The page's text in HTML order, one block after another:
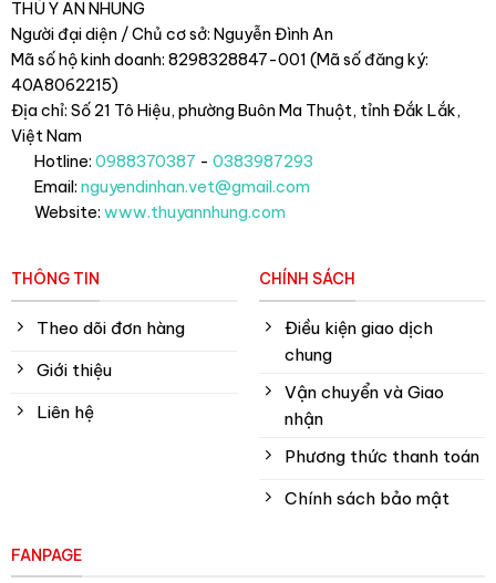
THÚ Y AN NHUNG
Người đại diện / Chủ cơ sở: Nguyễn Đình An
Mã số hộ kinh doanh: 8298328847-001 (Mã số đăng ký:
40A8062215)
Địa chỉ: Số 21 Tô Hiệu, phường Buôn Ma Thuột, tỉnh Đắk Lắk,
Việt Nam
Hotline: 0988370387 - 0383987293
Email: nguyendinhan.vet@gmail.com
Website: www.thuyannhung.com
THÔNG TIN
Theo dõi đơn hàng
Giới thiệu
Liên hệ
CHÍNH SÁCH
Điều kiện giao dịch
chung
Vận chuyển và Giao
nhận
Phương thức thanh toán
Chính sách bảo mật
FANPAGE